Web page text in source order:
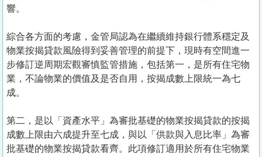
響。
綜合各方面的考慮，金管局認為在繼續維持銀行體系穩定及
物業按揭貸款風險得到妥善管理的前提下，現時有空間進一
步修訂逆周期宏觀審慎監管措施，包括第一，是所有住宅物
業，不論物業的價值及是否自用，按揭成數上限統一為七
成。
第二，是以「資產水平」為審批基礎的物業按揭貸款的按揭
成數上限由六成提升至七成，與以「供款與入息比率」為審
批基礎的物業按揭貸款看齊。此項修訂適用於所有住宅物業